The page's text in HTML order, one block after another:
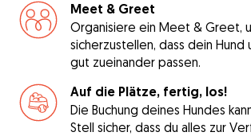
Meet & Greet
Organisiere ein Meet & Greet,
sicherzustellen, dass dein
gut zueinander passen.
Auf die Plätze, fertig, los!
Die Buchung deines Hundes
Stell sicher, dass du alles zur